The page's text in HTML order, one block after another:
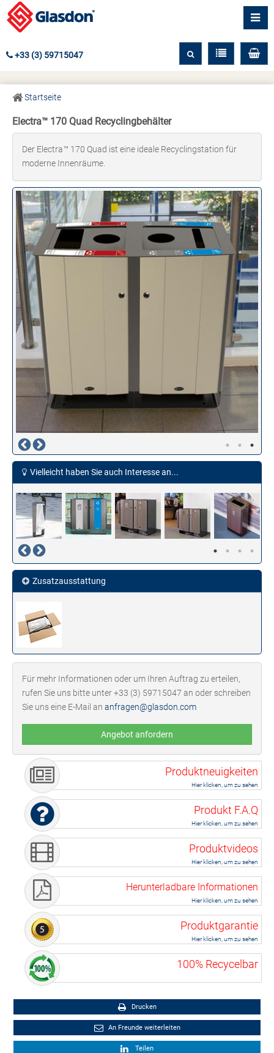
+33 (3) 59715047
Startseite
Electra™ 170 Quad Recyclingbehälter
Der Electra™ 170 Quad ist eine ideale Recyclingstation für
moderne Innenräume.
Vielleicht haben Sie auch Interesse an...
Zusatzausstattung
Für mehr Informationen oder um Ihren Auftrag zu erteilen,
rufen Sie uns bitte unter +33 (3) 59715047 an oder schreiben
Sie uns eine E-Mail an anfragen@glasdon.com
Angebot anfordern
Produktneuigkeiten
Hier klicken, um zu sehen
Produkt F.A.Q
Hier klicken, um zu sehen
Produktvideos
Hier klicken, um zu sehen
Herunterladbare Informationen
Hier klicken, um zu sehen
Produktgarantie
Hier klicken, um zu sehen
100% Recycelbar
Drucken
An Freunde weiterleiten
Teilen